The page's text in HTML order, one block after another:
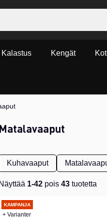
Kalastus Kengät
Matalavaaput
Kuhavaaput
Näyttää 1-42 pois 43 tuotetta
Tuotteet
KAMPANJA
+ Varianter